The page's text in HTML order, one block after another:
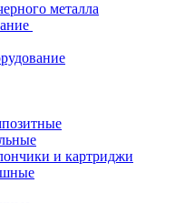
металла
и картриджи